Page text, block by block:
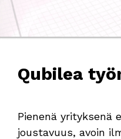
Qubilea
Pienenä yrityksenä
joustavuus, avoin